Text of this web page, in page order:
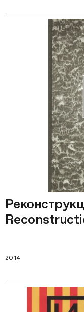
2014